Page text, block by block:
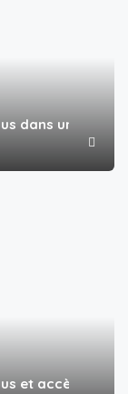
dans une forêt
et accès piscine